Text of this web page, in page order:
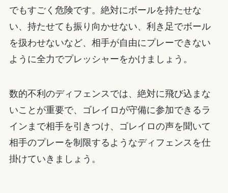
でもすごく危険です。絶対にボールを持たせな
い、持たせても振り向かせない、利き足でボール
を扱わせないなど、相手が自由にプレーできない
ように全力でプレッシャーをかけましょう。
数的不利のディフェンスでは、絶対に飛び込まな
いことが重要で、ゴレイロが守備に参加できるラ
インまで相手を引きつけ、ゴレイロの声を聞いて
相手のプレーを制限するようなディフェンスを仕
掛けていきましょう。